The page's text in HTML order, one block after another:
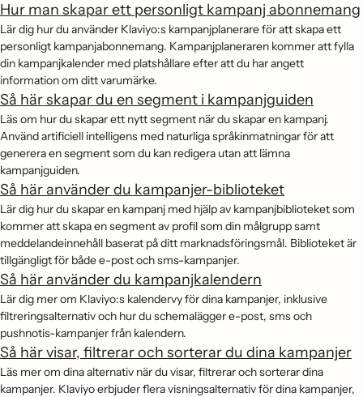
Hur man skapar ett personligt kampanj abonnemang
Lär dig hur du använder Klaviyo:s kampanjplanerare för att skapa ett
personligt kampanjabonnemang. Kampanjplaneraren kommer att fylla
din kampanjkalender med platshållare efter att du har angett
information om ditt varumärke.
Så här skapar du en segment i kampanjguiden
Läs om hur du skapar ett nytt segment när du skapar en kampanj.
Använd artificiell intelligens med naturliga språkinmatningar för att
generera en segment som du kan redigera utan att lämna
kampanjguiden.
Så här använder du kampanjer-biblioteket
Lär dig hur du skapar en kampanj med hjälp av kampanjbiblioteket som
kommer att skapa en segment av profil som din målgrupp samt
meddelandeinnehåll baserat på ditt marknadsföringsmål. Biblioteket är
tillgängligt för både e-post och sms-kampanjer.
Så här använder du kampanjkalendern
Lär dig mer om Klaviyo:s kalendervy för dina kampanjer, inklusive
filtreringsalternativ och hur du schemalägger e-post, sms och
pushnotis-kampanjer från kalendern.
Så här visar, filtrerar och sorterar du dina kampanjer
Läs mer om dina alternativ när du visar, filtrerar och sorterar dina
kampanjer. Klaviyo erbjuder flera visningsalternativ för dina kampanjer,